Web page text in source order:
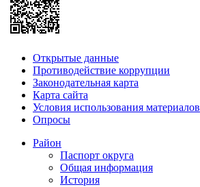
Открытые данные
Противодействие коррупции
Законодательная карта
Карта сайта
Условия использования материалов
Опросы
Район
Паспорт округа
Общая информация
История